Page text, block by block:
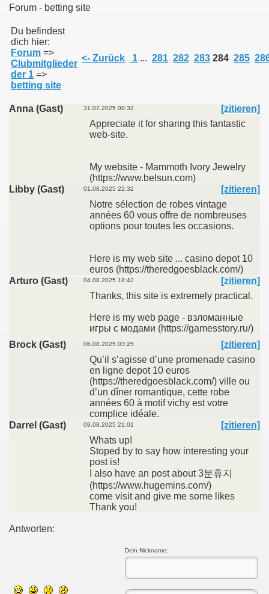
Forum - betting site
Du befindest
dich hier:
Forum =>
Clubmitglieder
der 1 =>
betting site
<- Zurück 1 ... 281 282 283 284 285
Anna (Gast) 31.07.2025 08:32
[zitieren]
Appreciate it for sharing this fantastic
web-site.
My website - Mammoth Ivory Jewelry
(https://www.belsun.com)
Libby (Gast)
01.08.2025 22:32
[zitieren]
Notre sélection de robes vintage
années 60 vous offre de nombreuses
options pour toutes les occasions.
Here is my web site ... casino depot 10
euros (https://theredgoesblack.com/)
Arturo (Gast)
04.08.2025 18:42
[zitieren]
Thanks, this site is extremely practical.
Here is my web page - взломанные
игры с модами (https://gamesstory.ru/)
Brock (Gast)
06.08.2025 03:25
[zitieren]
Qu’il s’agisse d’une promenade casino
en ligne depot 10 euros
(https://theredgoesblack.com/) ville ou
d’un dîner romantique, cette robe
années 60 à motif vichy est votre
complice idéale.
Darrel (Gast)
09.08.2025 21:01
[zitieren]
Whats up!
Stoped by to say how interesting your
post is!
I also have an post about 3분휴지
(https://www.hugemins.com/)
come visit and give me some likes
Thank you!
Antworten:
Dein Nickname: